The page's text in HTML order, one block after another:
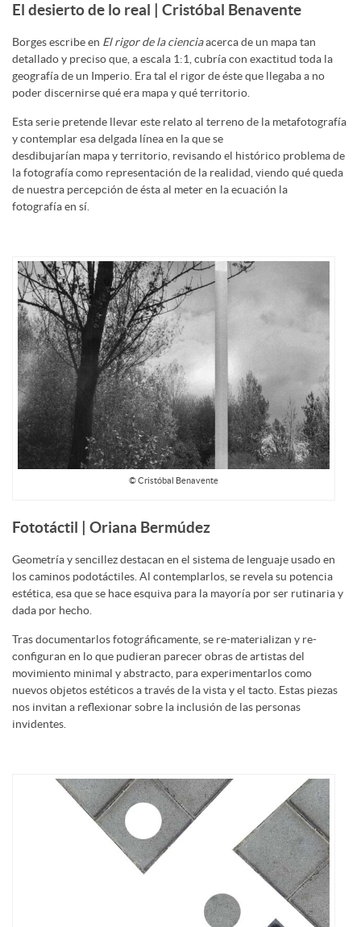
El desierto de lo real | Cristóbal Benavente
Borges escribe en El rigor de la cienciaacerca de un mapa tan
detallado y preciso que, a escala 1:1, cubría con exactitud toda la
geografía de un Imperio. Era tal el rigor de éste que llegaba a no
poder discernirse qué era mapa y qué territorio.
Esta serie pretende llevar este relato al terreno de la metafotografía
y contemplar esa delgada línea en la que se
desdibujarían mapa y territorio, revisando el histórico problema de
la fotografía como representación de la realidad, viendo qué queda
de nuestra percepción de ésta al meter en la ecuación la
fotografía en sí.
© Cristóbal Benavente
Fototáctil | Oriana Bermúdez
Geometría y sencillez destacan en el sistema de lenguaje usado en
los caminos podotáctiles. Al contemplarlos, se revela su potencia
estética, esa que se hace esquiva para la mayoría por ser rutinaria y
dada por hecho.
Tras documentarlos fotográficamente, se re-materializan y re-
configuran en lo que pudieran parecer obras de artistas del
movimiento minimal y abstracto, para experimentarlos como
nuevos objetos estéticos a través de la vista y el tacto. Estas piezas
nos invitan a reflexionar sobre la inclusión de las personas
invidentes.